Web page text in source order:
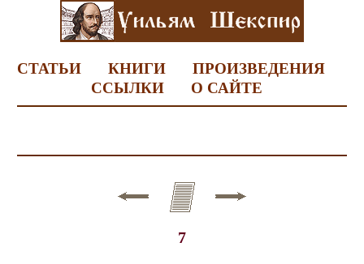
СТАТЬИ КНИГИ
ПРОИЗВЕДЕНИЯ
ССЫЛКИ
О САЙТЕ
7